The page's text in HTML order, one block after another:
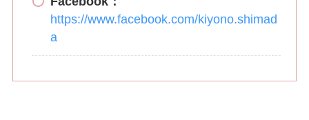
https://www.facebook.com/kiyono.shimad
a